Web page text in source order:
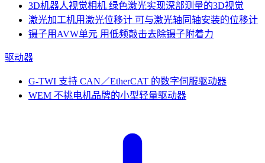
3D机器人视觉相机 绿色激光实现深部测量的3D视觉
激光加工机用激光位移计 可与激光轴同轴安装的位移计
镊子用AVW单元 用低频敲击去除镊子附着力
驱动器
G-TWI 支持 CAN／EtherCAT 的数字伺服驱动器
WEM 不挑电机品牌的小型轻量驱动器